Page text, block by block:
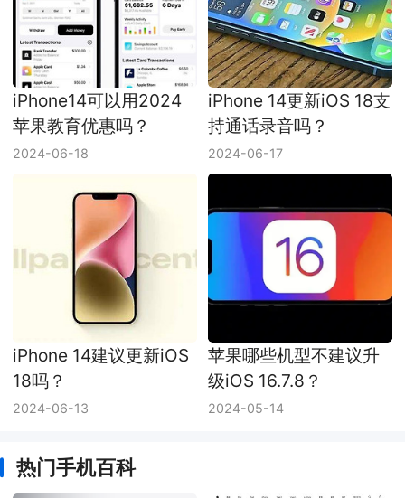
iPhone14可以用2024
苹果教育优惠吗？
2024-06-18
iPhone 14更新iOS 18支
持通话录音吗？
2024-06-17
iPhone 14建议更新iOS
18吗？
2024-06-13
苹果哪些机型不建议升
级iOS 16.7.8？
2024-05-14
热门手机百科